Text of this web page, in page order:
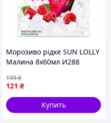
Морозиво рідке SUN LOLLY
Малина 8х60мл И288
121 ₴
199₴
Купить